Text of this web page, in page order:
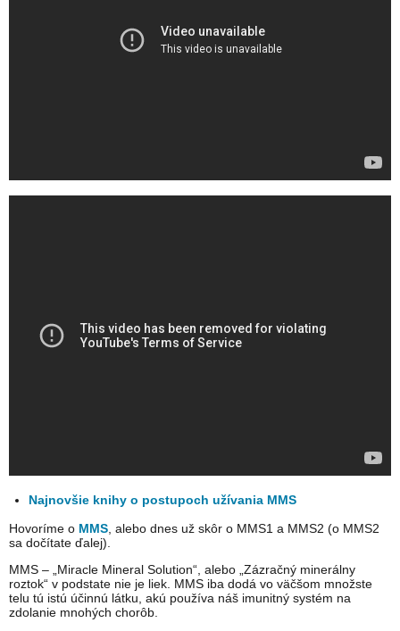
Najnovšie knihy o postupoch užívania MMS
Hovoríme o MMS , alebo dnes už skôr o MMS1 a MMS2 (o MMS2
sa dočítate ďalej).
MMS – „Miracle Mineral Solution“, alebo „Zázračný minerálny
roztok“ v podstate nie je liek. MMS iba dodá vo väčšom množste
telu tú istú účinnú látku, akú používa náš imunitný systém na
zdolanie mnohých chorôb.